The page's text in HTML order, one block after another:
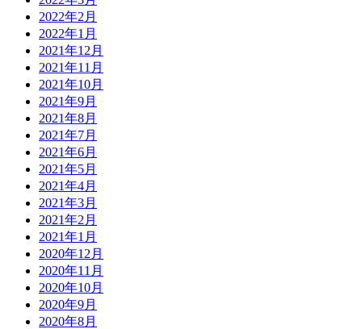
2022年2月
2022年1月
2021年12月
2021年11月
2021年10月
2021年9月
2021年8月
2021年7月
2021年6月
2021年5月
2021年4月
2021年3月
2021年2月
2021年1月
2020年12月
2020年11月
2020年10月
2020年9月
2020年8月